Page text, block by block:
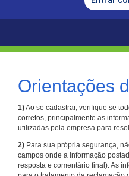
Orientações
1)Ao se cadastrar, verifique se
corretos, principalmente as
utilizadas pela empresa para
2) Para sua própria segurança,
campos onde a informação
resposta e comentário final). As